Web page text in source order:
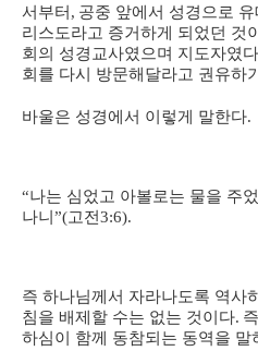
서부터 , 공중 앞에서 성경으로
리스도라고 증거하게 되었던 것
회의 성경교사였으며 지도자였다
회를 다시 방문해달라고 권유하
바울은 성경에서 이렇게 말한다.
“나는 심었고 아볼로는 물을 주
나니 ”(고전3:6).
즉 하나님께서 자라나도록 역사
침을 배제할 수는 없는 것이다.
하심이 함께 동참되는 동역을 말